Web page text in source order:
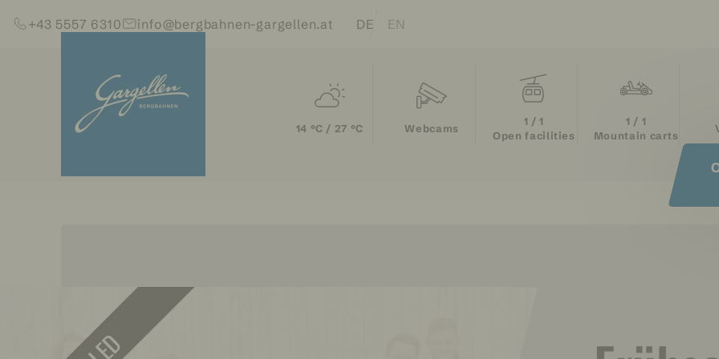
+43 5557 6310
info@bergbahnen-gargellen.at Translations of this page
DE EN
14 °C / 27 °C Webcams
1 / 1
Open facilities
1 / 1
Mountain carts